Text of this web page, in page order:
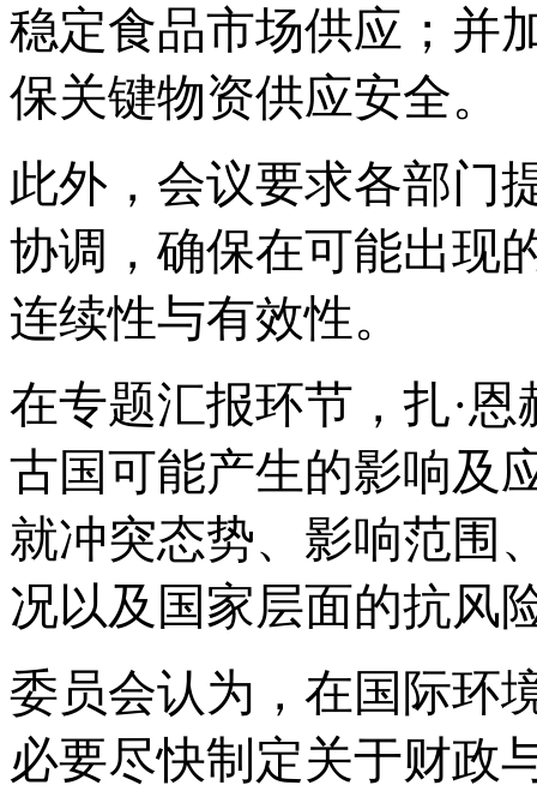
稳定食品市场供应；并
保关键物资供应安全。
此外，会议要求各部门
协调，确保在可能出现
连续性与有效性。
在专题汇报环节， 扎·
古国可能产生的影响及
就冲突态势、影响范围
况以及国家层面的抗风
委员会认为，在国际环
必要尽快制定关于财政